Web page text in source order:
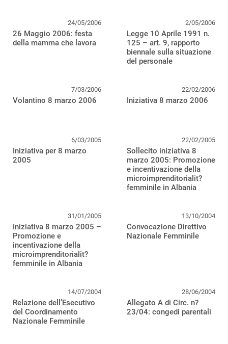
24/05/2006
26 Maggio 2006: festa
della mamma che lavora
2/05/2006
Legge 10 Aprile 1991 n.
125 – art. 9, rapporto
biennale sulla situazione
del personale
7/03/2006
Volantino 8 marzo 2006
22/02/2006
Iniziativa 8 marzo 2006
6/03/2005
Iniziativa per 8 marzo
2005
22/02/2005
Sollecito iniziativa 8
marzo 2005: Promozione
e incentivazione della
microimprenditorialit?
femminile in Albania
31/01/2005
Iniziativa 8 marzo 2005 –
Promozione e
incentivazione della
microimprenditorialit?
femminile in Albania
13/10/2004
Convocazione Direttivo
Nazionale Femminile
14/07/2004
Relazione dell’Esecutivo
del Coordinamento
Nazionale Femminile
28/06/2004
Allegato A di Circ. n?
23/04: congedi parentali